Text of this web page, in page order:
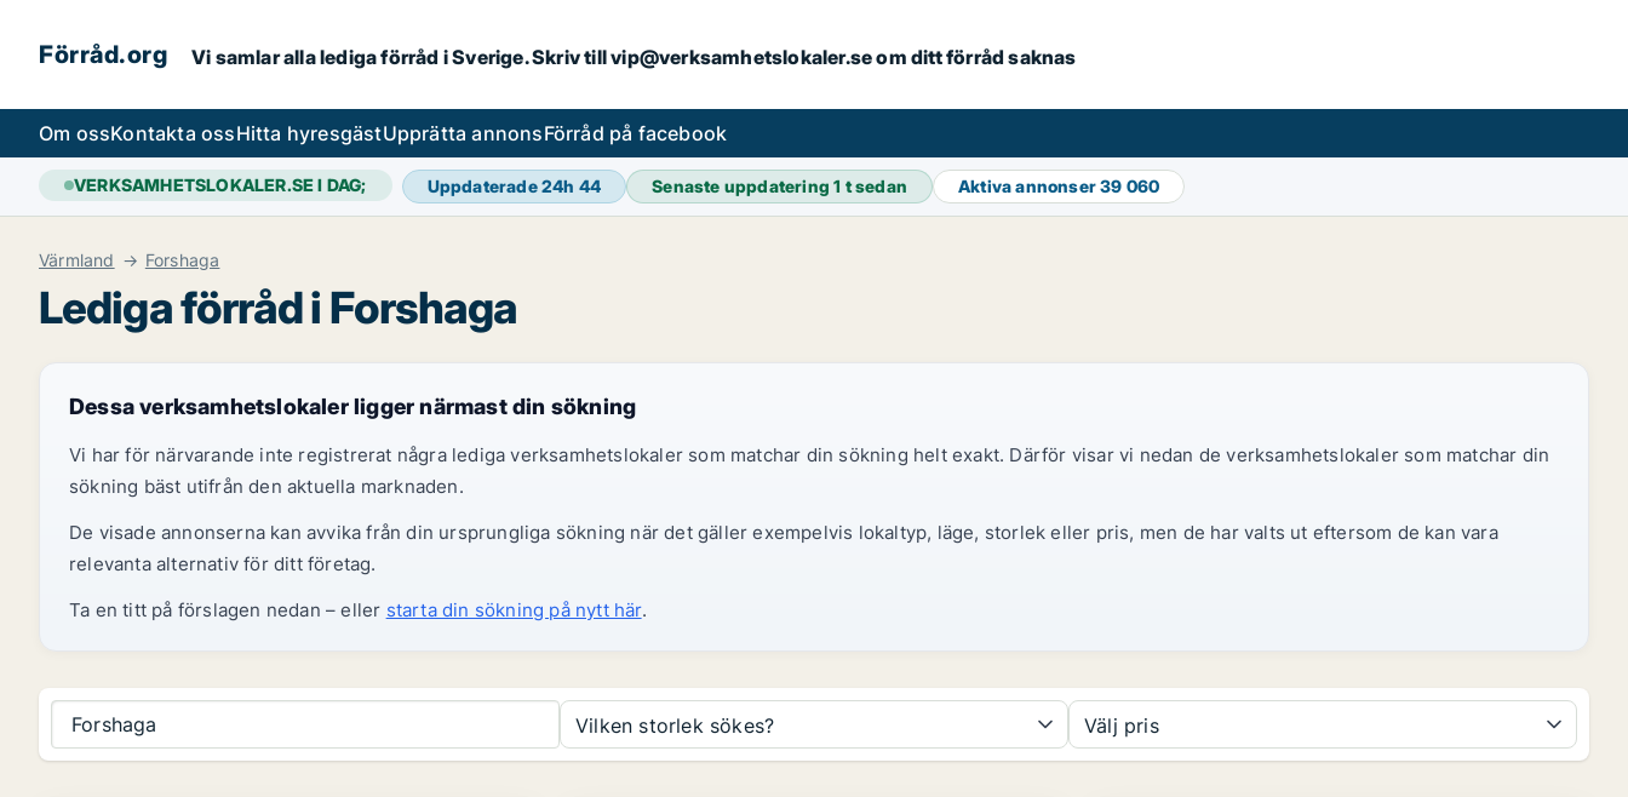
Förråd.org Vi samlar alla lediga förråd i Sverige. Skriv till vip@verksamhetslokaler.se om ditt förråd saknas
Om ossKontakta ossHitta hyresgästUpprätta annonsFörråd på facebook
VERKSAMHETSLOKALER.SE I DAG; Uppdaterade 24h 44 Senaste uppdatering1 t sedan Aktiva annonser39 060
Värmland Forshaga
Lediga förråd i Forshaga
Dessa verksamhetslokaler ligger närmast din sökning
Vi har för närvarande inte registrerat några lediga verksamhetslokaler som matchar din sökning helt exakt. Därför visar vi nedan de verksamhetslokaler som matchar din
sökning bäst utifrån den aktuella marknaden.
De visade annonserna kan avvika från din ursprungliga sökning när det gäller exempelvis lokaltyp, läge, storlek eller pris, men de har valts ut eftersom de kan vara
relevanta alternativ för ditt företag.
Ta en titt på förslagen nedan – eller starta din sökning på nytt här.
Forshaga Vilken storlek sökes? Välj pris